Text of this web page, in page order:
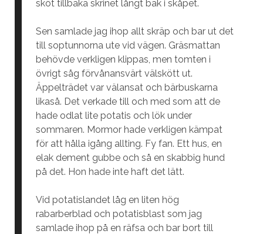
sköt tillbaka skrinet långt bak i skåpet.
Sen samlade jag ihop allt skräp och bar ut det
till soptunnorna ute vid vägen. Gräsmattan
behövde verkligen klippas, men tomten i
övrigt såg förvånansvärt välskött ut.
Äppelträdet var välansat och bärbuskarna
likaså. Det verkade till och med som att de
hade odlat lite potatis och lök under
sommaren. Mormor hade verkligen kämpat
för att hålla igång allting. Fy fan. Ett hus, en
elak dement gubbe och så en skabbig hund
på det. Hon hade inte haft det lätt.
Vid potatislandet låg en liten hög
rabarberblad och potatisblast som jag
samlade ihop på en räfsa och bar bort till